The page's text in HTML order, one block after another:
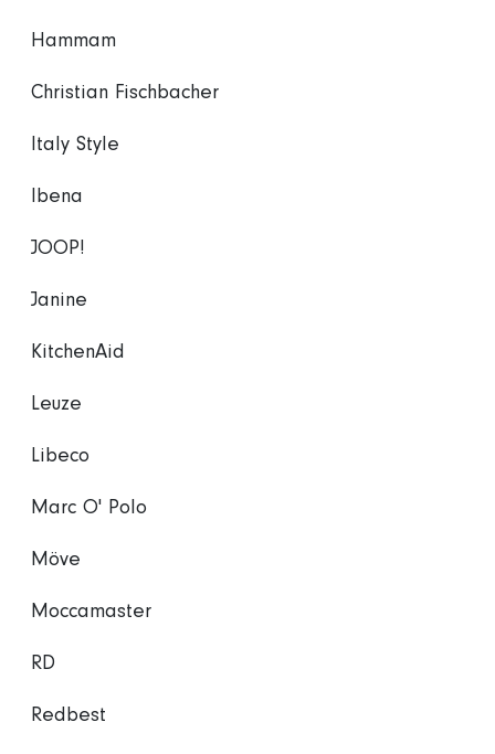
Hammam
Christian Fischbacher
Italy Style
Ibena
JOOP!
Janine
KitchenAid
Leuze
Libeco
Marc O' Polo
Möve
Moccamaster
RD
Redbest